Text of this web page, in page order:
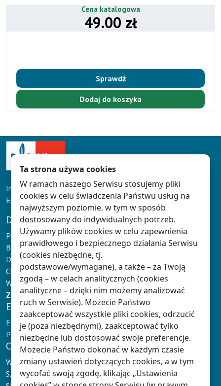
Cena katalogowa
49.00 zł
Sprawdź
Dodaj do koszyka
Infolinia: tel. 61 626 90 90
Email:doradcy@klett.pl
DLA NAUCZYCIELA
Panel Nauczyciela
Baza wiedzy
Dokumentacja Nauczyciela
Chmura Klett
Wydarzenia
Zalogujlubzarejestruj się
E-NAUCZANIE
E-podręczniki Klett
Platformy e-learningowe
OFERTA
Wychowanie przedszkolne
Szkoły
Ta strona używa cookies
W ramach naszego Serwisu stosujemy pliki
cookies w celu świadczenia Państwu usług na
najwyższym poziomie, w tym w sposób
dostosowany do indywidualnych potrzeb.
Używamy plików cookies w celu zapewnienia
prawidłowego i bezpiecznego działania Serwisu
(cookies niezbędne, tj.
podstawowe/wymagane), a także – za Twoją
zgodą – w celach analitycznych (cookies
analityczne – dzięki nim możemy analizować
ruch w Serwisie). Możecie Państwo
zaakceptować wszystkie pliki cookies, odrzucić
je (poza niezbędnymi), zaakceptować tylko
niezbędne lub dostosować swoje preferencje.
Możecie Państwo dokonać w każdym czasie
zmiany ustawień dotyczących cookies, a w tym
wycofać swoją zgodę, klikając „Ustawienia